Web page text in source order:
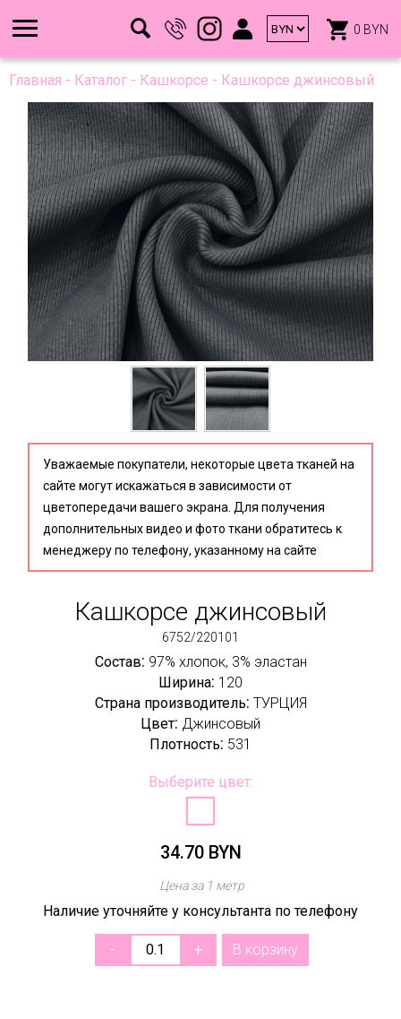
0 BYN
Главная - Каталог - Кашкорсе - Кашкорсе джинсовый
Уважаемые покупатели, некоторые цвета тканей на
сайте могут искажаться в зависимости от
цветопередачи вашего экрана. Для получения
дополнительных видео и фото ткани обратитесь к
менеджеру по телефону, указанному на сайте
Кашкорсе джинсовый
6752/220101
Состав: 97% хлопок, 3% эластан
Ширина: 120
Страна производитель: ТУРЦИЯ
Цвет: Джинсовый
Плотность: 531
Выберите цвет:
34.70 BYN
Цена за 1 метр
Наличие уточняйте у консультанта по телефону